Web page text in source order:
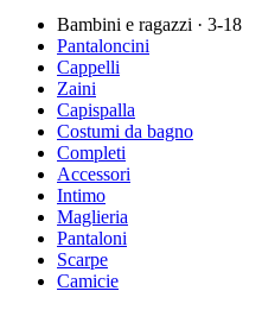
Bambini e ragazzi · 3-18
Pantaloncini
Cappelli
Zaini
Capispalla
Costumi da bagno
Completi
Accessori
Intimo
Maglieria
Pantaloni
Scarpe
Camicie